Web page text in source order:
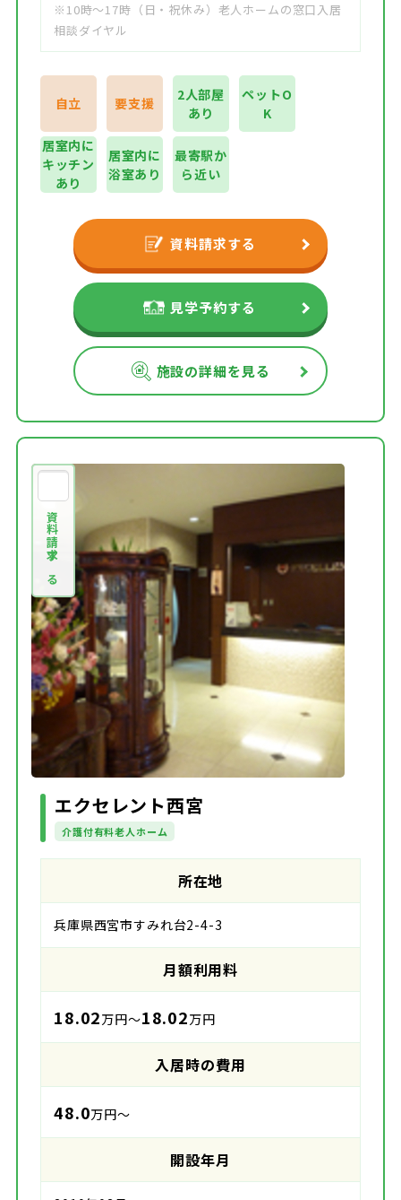
※10時～17時（日・祝休み）老人ホームの窓口入居
相談ダイヤル
自立 要支援
2人部屋
あり
ペットO
K
居室内に
キッチン
あり
居室内に
浴室あり
最寄駅か
ら近い
資料請求する
見学予約する
施設の詳細を見る
資料請求する
エクセレント西宮
介護付有料老人ホーム
所在地
兵庫県西宮市すみれ台2-4-3
月額利用料
18.02万円～18.02万円
入居時の費用
48.0万円～
開設年月